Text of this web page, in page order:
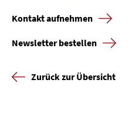
Kontakt aufnehmen
Newsletter bestellen
Zurück zur Übersicht